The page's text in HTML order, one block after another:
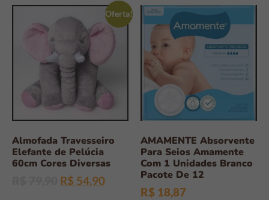
Oferta!
Almofada Travesseiro
Elefante de Pelúcia
60cm Cores Diversas
R$ 54,90
AMAMENTE Absorvente
Para Seios Amamente
Com 1 Unidades Branco
Pacote De 12
R$ 18,87